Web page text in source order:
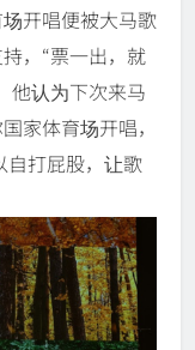
开唱便被大马歌
，“票一出，就
他认为下次来马
家体育场开唱，
自打屁股，让歌